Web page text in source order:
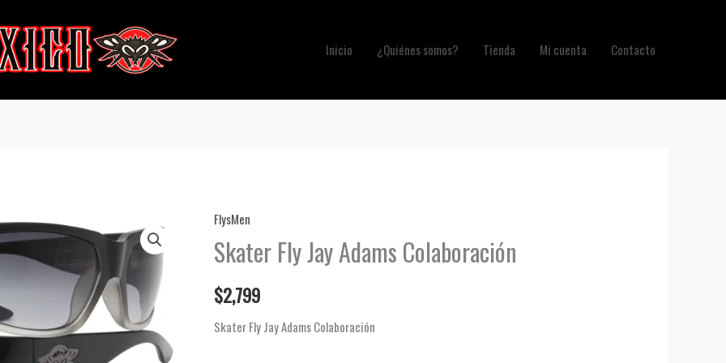
Inicio ¿Quiénes somos? Tienda Mi cuenta Contacto
FlysMen
Skater Fly Jay Adams Colaboración
$2,799
Skater Fly Jay Adams Colaboración